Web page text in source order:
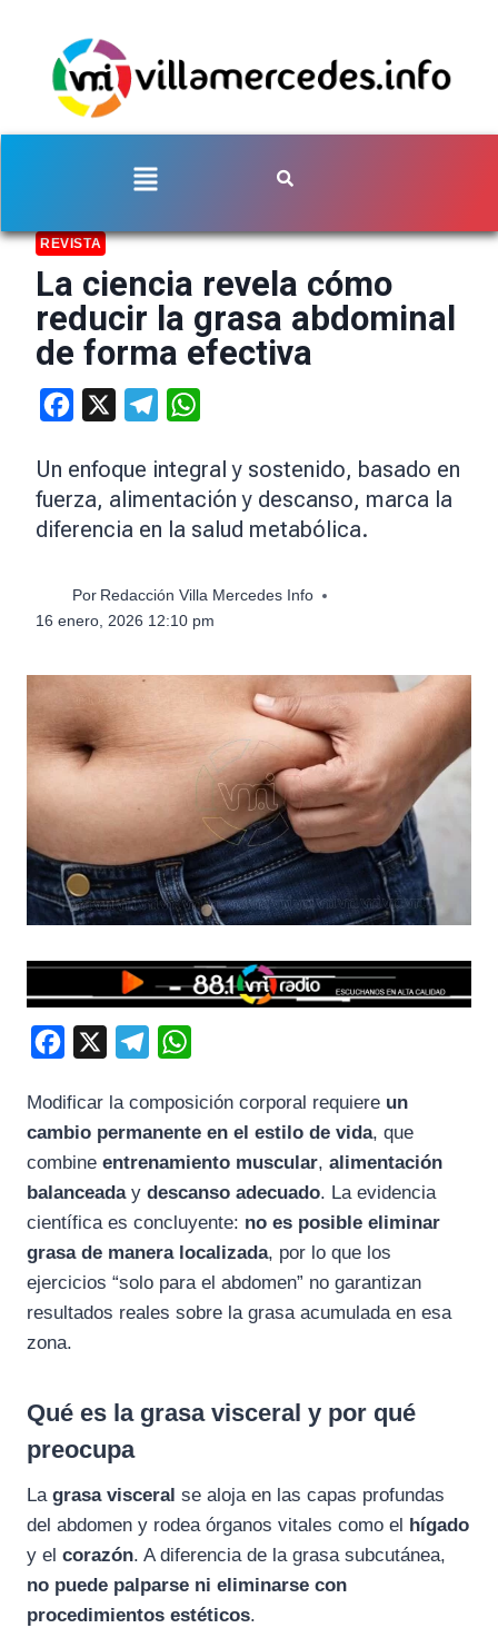
REVISTA
La ciencia revela cómo
reducir la grasa abdominal
de forma efectiva
Facebook Telegram
Un enfoque integral y sostenido, basado en
fuerza, alimentación y descanso, marca la
diferencia en la salud metabólica.
Por Redacción Villa Mercedes Info
16 enero, 2026 12:10 pm
c
e
b
k
l
e
g
m
a
t
s
p
Modificar la composición corporal requiere un
cambio permanente en el estilo de vida, que
combine entrenamiento muscular, alimentación
balanceaday descanso adecuado. La evidencia
científica es concluyente: no es posible eliminar
grasa de manera localizada, por lo que los
ejercicios “solo para el abdomen” no garantizan
resultados reales sobre la grasa acumulada en esa
zona.
Qué es la grasa visceral y por qué
preocupa
La grasa visceral se aloja en las capas profundas
del abdomen y rodea órganos vitales como el hígado
y el corazón. A diferencia de la grasa subcutánea,
no puede palparse ni eliminarse con
procedimientos estéticos.